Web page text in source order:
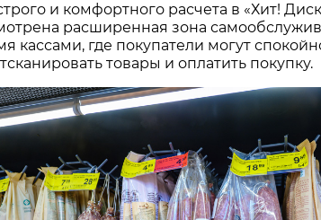
и комфортного расчета в «Хит!
расширенная зона
кассами, где покупатели могут
товары и оплатить покупку.